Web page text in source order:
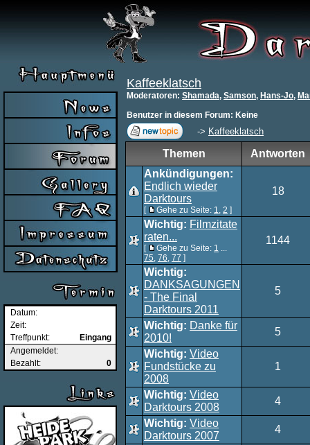
Datum:
Zeit:
Treffpunkt:
Eingang
Angemeldet:
Bezahlt:
0
Kaffeeklatsch
Moderatoren: Shamada, Samson, Hans-Jo,
Benutzer in diesem Forum: Keine
-> Kaffeeklatsch
Themen
Antworten
Ankündigungen:
Endlich wieder
Darktours
[ Gehe zu Seite: 1, 2 ]
18
Wichtig: Filmzitate
raten...
[ Gehe zu Seite: 1 ...
75, 76, 77 ]
1144
Wichtig:
DANKSAGUNGEN
- The Final
Darktours 2011
5
Wichtig: Danke für
2010!
5
Wichtig: Video
Fundstücke zu
2008
1
Wichtig: Video
Darktours 2008
4
Wichtig: Video
Darktours 2007
4